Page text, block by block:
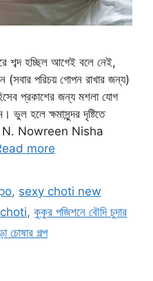
শব্দ হচ্ছিল আগেই বলে নেই,
(সবার পরিচয় গোপন রাখার জন্য)
প্রকাশের জন্য মশলা যোগ
ভুল হলে ক্ষমাসুন্দর দৃষ্টিতে
N. Nowreen Nisha
more
, sexy choti new
, কুকুর পজিশনে বৌদি চুদার
চোষার গল্প